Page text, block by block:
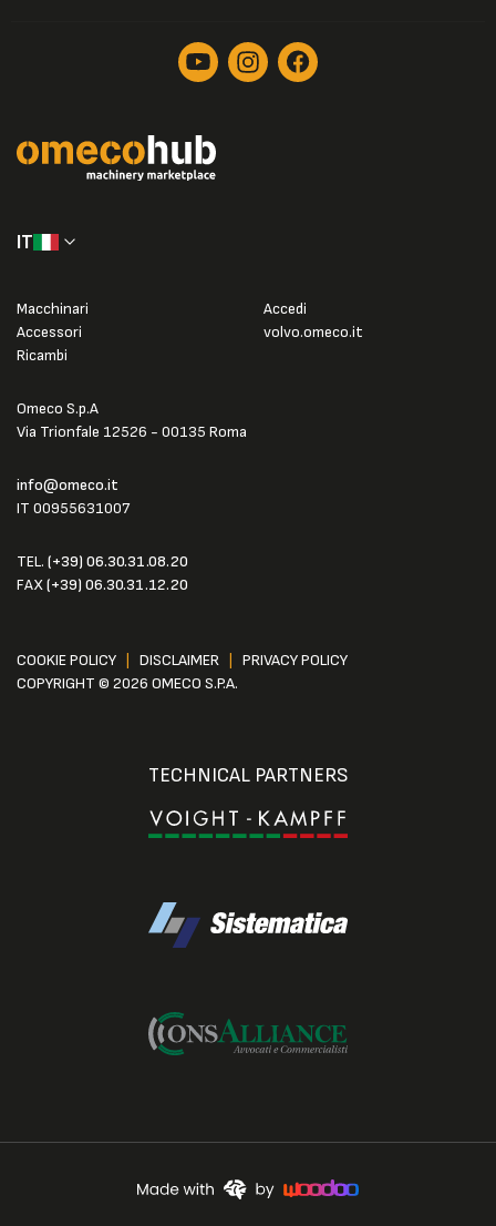
IT
Omeco S.p.A
Via Trionfale 12526 - 00135 Roma
info@omeco.it
IT 00955631007
TEL. (+39) 06.30.31.08.20
FAX(+39) 06.30.31.12.20
Macchinari
Accessori
Ricambi
Accedi
volvo.omeco.it
COOKIE POLICY DISCLAIMER
PRIVACY POLICY
COPYRIGHT © 2026 OMECO S.P.A.
TECHNICAL PARTNERS